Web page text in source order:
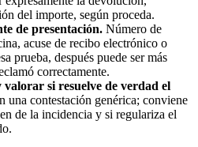
del importe, según proceda.
de presentación. Número de
acuse de recibo electrónico o
prueba, después puede ser más
correctamente.
si resuelve de verdad el
una contestación genérica; conviene
de la incidencia y si regulariza el